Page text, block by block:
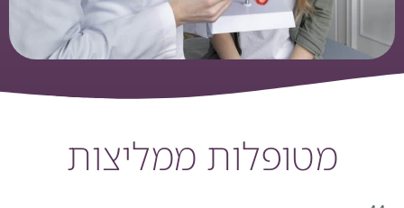
מטופלות ממליצות